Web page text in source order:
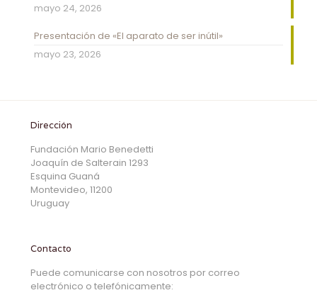
mayo 24, 2026
Presentación de «El aparato de ser inútil»
mayo 23, 2026
Dirección
Fundación Mario Benedetti
Joaquín de Salterain 1293
Esquina Guaná
Montevideo, 11200
Uruguay
Contacto
Puede comunicarse con nosotros por correo
electrónico o telefónicamente: